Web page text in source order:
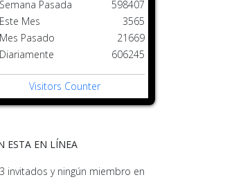
Semana Pasada
Este Mes
Mes Pasado
Diariamente
598407
3565
21669
606245
Visitors Counter
ESTA EN LÍNEA
invitados y ningún miembro en